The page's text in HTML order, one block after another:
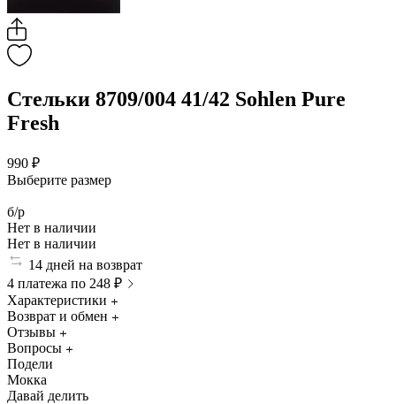
Стельки 8709/004 41/42 Sohlen Pure
Fresh
990 ₽
Выберите размер
б/р
Нет в наличии
Нет в наличии
14 дней на возврат
4 платежа по 248 ₽
Характеристики
Возврат и обмен
Отзывы
Вопросы
Подели
Мокка
Давай делить